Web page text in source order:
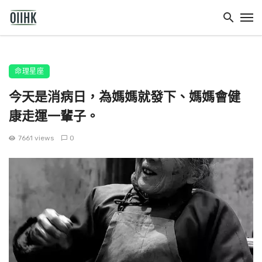
命理星座
今天是消病日，為媽媽就發下、媽媽會健
康走運一輩子。
7661 views 0